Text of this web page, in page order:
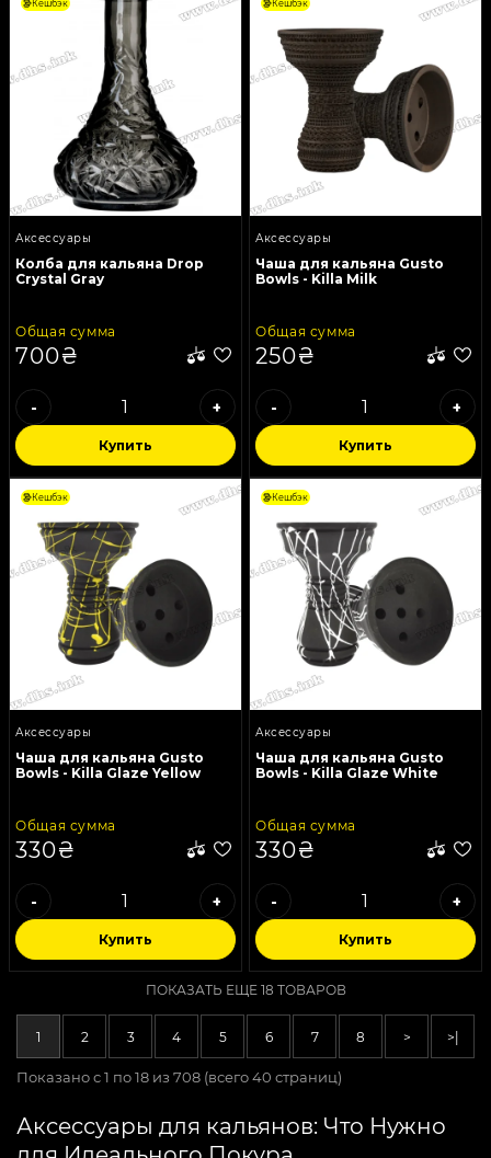
Кешбэк
Аксессуары
Колба для кальяна Drop
Crystal Gray
Общая сумма
700₴
- +
Купить
Кешбэк
Аксессуары
Чаша для кальяна Gusto
Bowls - Killa Milk
Общая сумма
250₴
- +
Купить
Кешбэк
Аксессуары
Чаша для кальяна Gusto
Bowls - Killa Glaze Yellow
Общая сумма
330₴
- +
Купить
Кешбэк
Аксессуары
Чаша для кальяна Gusto
Bowls - Killa Glaze White
Общая сумма
330₴
- +
Купить
ПОКАЗАТЬ ЕЩЕ 18 ТОВАРОВ
1 2 3 4 5 6 7 8 > >|
Показано с 1 по 18 из 708 (всего 40 страниц)
Аксессуары для кальянов: Что Нужно